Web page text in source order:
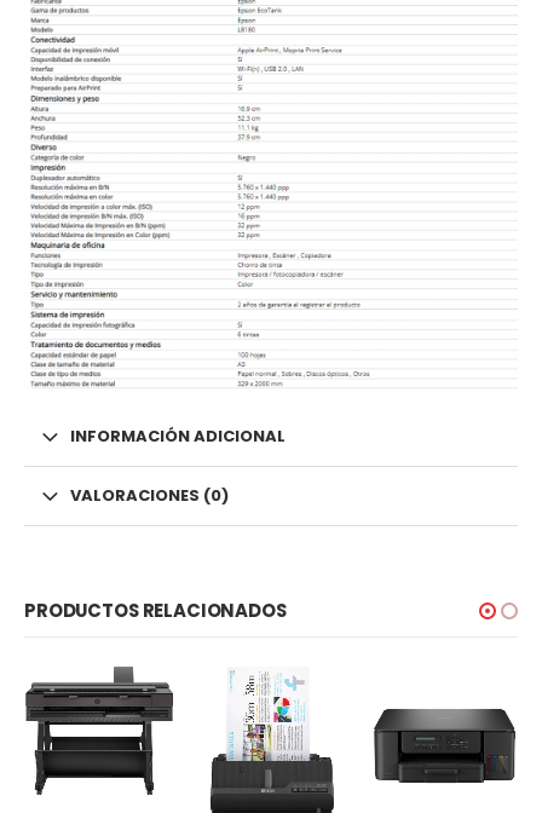
INFORMACIÓN ADICIONAL
VALORACIONES (0)
PRODUCTOS RELACIONADOS